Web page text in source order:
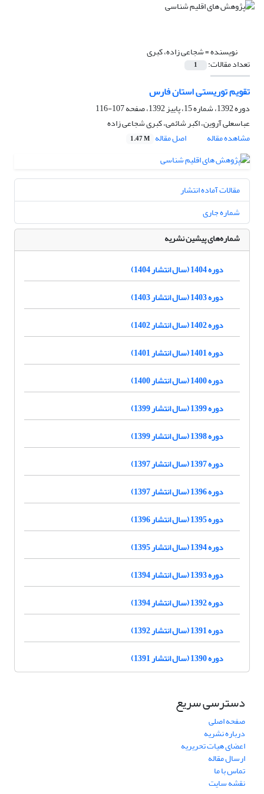
نویسنده =شجاعی زاده، کبری
تعداد مقالات: 1
تقویم توریستی استان فارس
دوره 1392، شماره 15، پاییز 1392، صفحه
107-116
عباسعلی آروین، اکبر شائمی، کبری شجاعی زاده
مشاهده مقاله
اصل مقاله 1.47 M
مقالات آماده انتشار
شماره جاری
شماره‌های پیشین نشریه
دوره 1404 (سال انتشار 1404)
دوره 1403 (سال انتشار 1403)
دوره 1402 (سال انتشار 1402)
دوره 1401 (سال انتشار 1401)
دوره 1400 (سال انتشار 1400)
دوره 1399 (سال انتشار 1399)
دوره 1398 (سال انتشار 1399)
دوره 1397 (سال انتشار 1397)
دوره 1396 (سال انتشار 1397)
دوره 1395 (سال انتشار 1396)
دوره 1394 (سال انتشار 1395)
دوره 1393 (سال انتشار 1394)
دوره 1392 (سال انتشار 1394)
دوره 1391 (سال انتشار 1392)
دوره 1390 (سال انتشار 1391)
دسترسی سریع
صفحه اصلی
درباره نشریه
اعضای هیات تحریریه
ارسال مقاله
تماس با ما
نقشه سایت